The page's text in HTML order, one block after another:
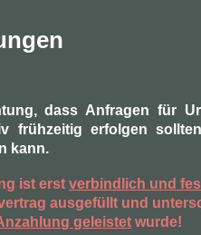
dass Anfragen für
frühzeitig erfolgen
kann.
ist erstverbindlich und
ausgefüllt und
geleistet wurde!